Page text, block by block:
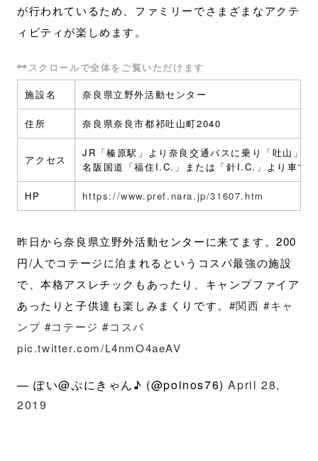
が行われているため、ファミリーでさまざまなアクテ
ィビティが楽しめます。
施設名 奈良県立野外活動センター
住所 奈良県奈良市都祁吐山町2040
アクセス
JR「榛原駅」より奈良交通バスに乗り「吐山」
名阪国道「福住I.C.」または「針I.C.」より車で
HP https://www.pref.nara.jp/31607.htm
昨日から奈良県立野外活動センターに来てます。200
円/人でコテージに泊まれるというコスパ最強の施設
で、本格アスレチックもあったり、キャンプファイア
あったりと子供達も楽しみまくりです。 #関西 #キャ
ンプ #コテージ #コスパ
pic.twitter.com/L4nmO4aeAV
— ぽい@ぷにきゃん♪ (@poinos76)April 28,
2019